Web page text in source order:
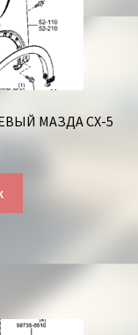
МАЗДА СХ-5